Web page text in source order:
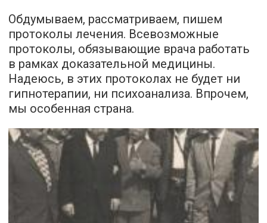
Обдумываем, рассматриваем, пишем
протоколы лечения. Всевозможные
протоколы, обязывающие врача работать
в рамках доказательной медицины.
Надеюсь, в этих протоколах не будет ни
гипнотерапии, ни психоанализа. Впрочем,
мы особенная страна.